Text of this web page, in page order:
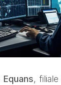
Equans,